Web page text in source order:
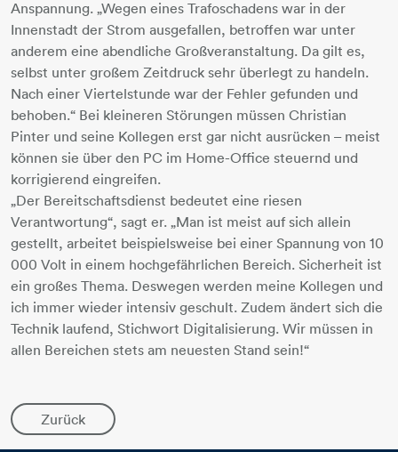
Anspannung. „Wegen eines Trafoschadens war in der
Innenstadt der Strom ausgefallen, betroffen war unter
anderem eine abendliche Großveranstaltung. Da gilt es,
selbst unter großem Zeitdruck sehr überlegt zu handeln.
Nach einer Viertelstunde war der Fehler gefunden und
behoben.“ Bei kleineren Störungen müssen Christian
Pinter und seine Kollegen erst gar nicht ausrücken – meist
können sie über den PC im Home-Office steuernd und
korrigierend eingreifen.
„Der Bereitschaftsdienst bedeutet eine riesen
Verantwortung“, sagt er. „Man ist meist auf sich allein
gestellt, arbeitet beispielsweise bei einer Spannung von 10
000 Volt in einem hochgefährlichen Bereich. Sicherheit ist
ein großes Thema. Deswegen werden meine Kollegen und
ich immer wieder intensiv geschult. Zudem ändert sich die
Technik laufend, Stichwort Digitalisierung. Wir müssen in
allen Bereichen stets am neuesten Stand sein!“
Zurück